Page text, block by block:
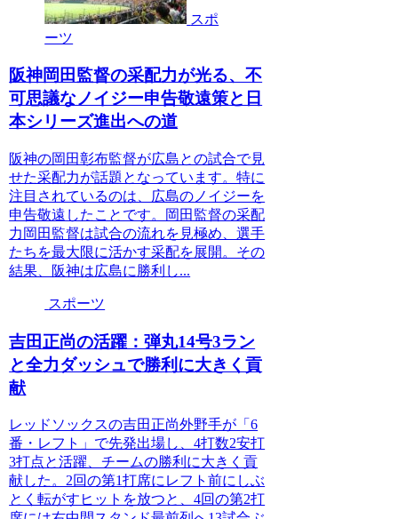
スポ
ーツ
阪神岡田監督の采配力が光る、不
可思議なノイジー申告敬遠策と日
本シリーズ進出への道
阪神の岡田彰布監督が広島との試合で見
せた采配力が話題となっています。特に
注目されているのは、広島のノイジーを
申告敬遠したことです。岡田監督の采配
力岡田監督は試合の流れを見極め、選手
たちを最大限に活かす采配を展開。その
結果、阪神は広島に勝利し...
スポーツ
吉田正尚の活躍：弾丸14号3ラン
と全力ダッシュで勝利に大きく貢
献
レッドソックスの吉田正尚外野手が「6
番・レフト」で先発出場し、4打数2安打
3打点と活躍、チームの勝利に大きく貢
献した。2回の第1打席にレフト前にしぶ
とく転がすヒットを放つと、4回の第2打